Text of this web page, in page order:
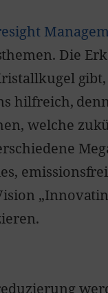
Die
hilfreich,
welche